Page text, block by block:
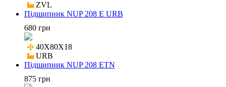
ZVL
Підшипник NUP 208 E URB
680 грн
40X80X18
URB
Підшипник NUP 208 ETN
875 грн